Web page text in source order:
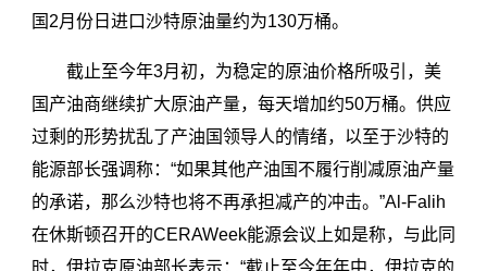
国2月份日进口沙特原油量约为130万桶。
截止至今年3月初，为稳定的原油价格所吸引，美
国产油商继续扩大原油产量，每天增加约50万桶。供应
过剩的形势扰乱了产油国领导人的情绪，以至于沙特的
能源部长强调称：“如果其他产油国不履行削减原油产量
的承诺，那么沙特也将不再承担减产的冲击。”Al-Falih
在休斯顿召开的CERAWeek能源会议上如是称，与此同
时，伊拉克原油部长表示：“截止至今年年中，伊拉克的